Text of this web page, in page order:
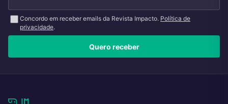
Concordo em receber emails da Revista Impacto. Política de
privacidade.
Quero receber